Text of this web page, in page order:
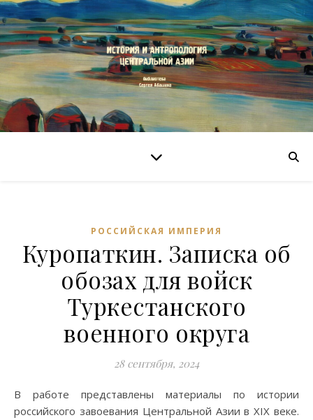
РОССИЙСКАЯ ИМПЕРИЯ
Куропаткин. Записка об
обозах для войск
Туркестанского
военного округа
28 сентября, 2024
В работе представлены материалы по истории
российского завоевания Центральной Азии в XIX веке.